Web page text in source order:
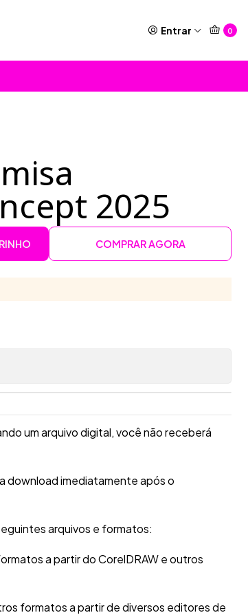
Entrar 0
2025
COMPRAR AGORA
um arquivo digital, você não receberá
download imediatamente após o
arquivos e formatos:
a partir do CorelDRAW e outros
formatos a partir de diversos editores de